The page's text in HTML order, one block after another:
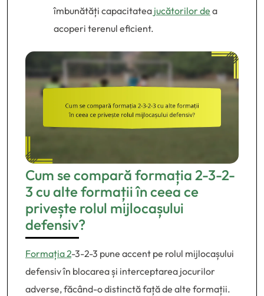
îmbunătăți capacitatea jucătorilor de a
acoperi terenul eficient.
Cum se compară formația 2-3-2-
3 cu alte formații în ceea ce
privește rolul mijlocașului
defensiv?
Formația 2-3-2-3 pune accent pe rolul mijlocașului
defensiv în blocarea și interceptarea jocurilor
adverse, făcând-o distinctă față de alte formații.